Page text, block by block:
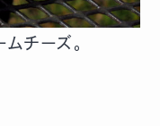
チーズ。